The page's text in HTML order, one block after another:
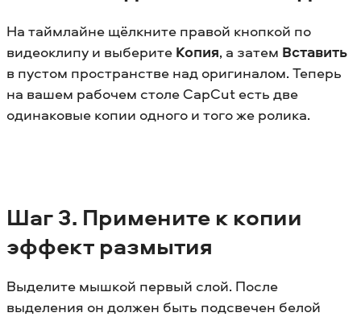
На таймлайне щёлкните правой кнопкой по
видеоклипу и выберите Копия, а затем Вставить
в пустом пространстве над оригиналом. Теперь
на вашем рабочем столе CapCut есть две
одинаковые копии одного и того же ролика.
Шаг 3. Примените к копии
эффект размытия
Выделите мышкой первый слой. После
выделения он должен быть подсвечен белой